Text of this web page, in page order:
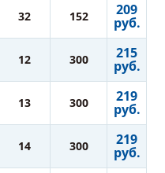
32 152 209
руб.
12 300 215
руб.
13 300 219
руб.
14 300 219
руб.